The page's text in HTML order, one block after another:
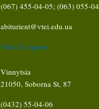
(067) 455-04-05; (063) 055-
abiturient@vtei.edu.ua
Ми в Telegram
Vinnytsia
21050, Soborna St, 87
(0432) 55-04-06